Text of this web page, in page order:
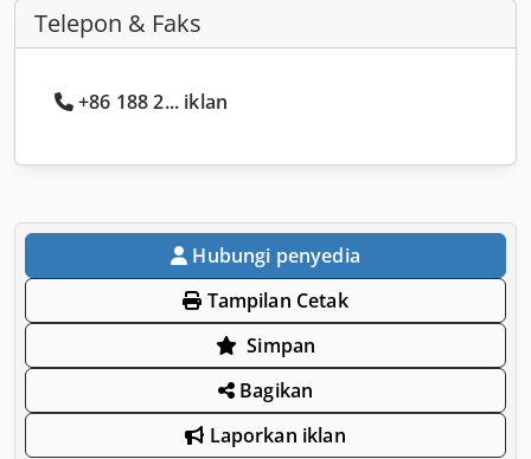
Telepon & Faks
+86 188 2... iklan
Hubungi penyedia
Tampilan Cetak
Simpan
Bagikan
Laporkan iklan